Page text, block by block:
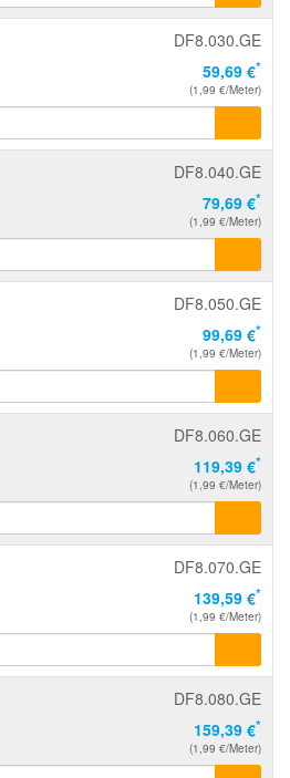
DF8.030.GE
59,69 €*
(1,99 €/Meter)
DF8.040.GE
79,69 €*
(1,99 €/Meter)
DF8.050.GE
99,69 €*
(1,99 €/Meter)
DF8.060.GE
119,39 €*
(1,99 €/Meter)
DF8.070.GE
139,59 €*
(1,99 €/Meter)
DF8.080.GE
159,39 €*
(1,99 €/Meter)